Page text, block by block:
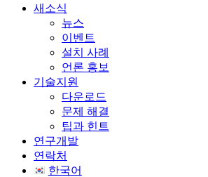
새소식
뉴스
이벤트
설치 사례
언론 홍보
기술지원
다운로드
문제 해결
팁과 힌트
연구개발
연락처
한국어